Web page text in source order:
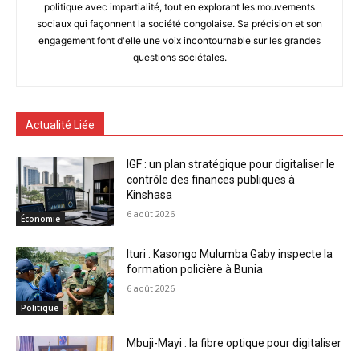
politique avec impartialité, tout en explorant les mouvements
sociaux qui façonnent la société congolaise. Sa précision et son
engagement font d'elle une voix incontournable sur les grandes
questions sociétales.
Actualité Liée
Économie
IGF : un plan stratégique pour digitaliser le
contrôle des finances publiques à
Kinshasa
6 août 2026
Politique
Ituri : Kasongo Mulumba Gaby inspecte la
formation policière à Bunia
6 août 2026
Mbuji-Mayi : la fibre optique pour digitaliser